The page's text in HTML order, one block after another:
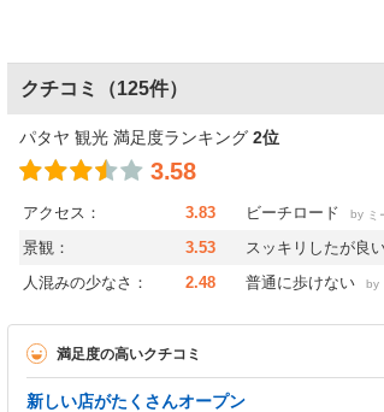
クチコミ （125件）
パタヤ 観光 満足度ランキング 2位
3.58
アクセス： 3.83 ビーチロード by ミ
景観： 3.53 スッキリしたが良
人混みの少なさ： 2.48 普通に歩けない by
満足度の高いクチコミ
新しい店がたくさんオープン